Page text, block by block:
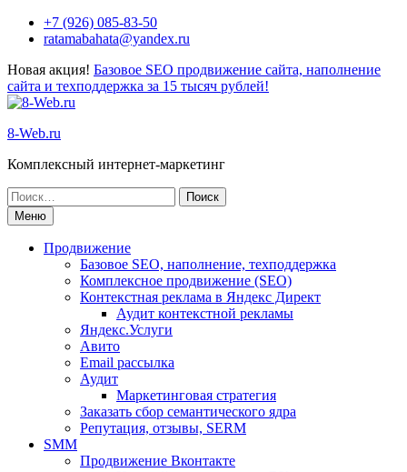
+7 (926) 085-83-50
ratamabahata@yandex.ru
Новая акция! Базовое SEO продвижение сайта, наполнение
сайта и техподдержка за 15 тысяч рублей!
8-Web.ru
Комплексный интернет-маркетинг
Меню
Продвижение
Базовое SEO, наполнение, техподдержка
Комплексное продвижение (SEO)
Контекстная реклама в Яндекс Директ
Аудит контекстной рекламы
Яндекс.Услуги
Авито
Email рассылка
Аудит
Маркетинговая стратегия
Заказать сбор семантического ядра
Репутация, отзывы, SERM
SMM
Продвижение Вконтакте